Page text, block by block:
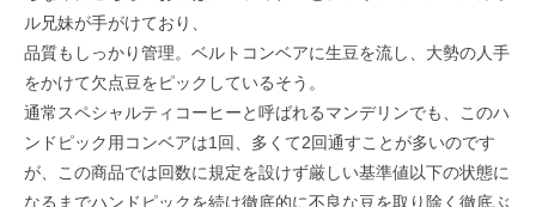
ル兄妹が手がけており、
品質もしっかり管理。ベルトコンベアに生豆を流し、大勢の人手
をかけて欠点豆をピックしているそう。
通常スペシャルティコーヒーと呼ばれるマンデリンでも、このハ
ンドピック用コンベアは1回、多くて2回通すことが多いのです
が、この商品では回数に規定を設けず厳しい基準値以下の状態に
なるまでハンドピックを続け徹底的に不良な豆を取り除く徹底ぶ